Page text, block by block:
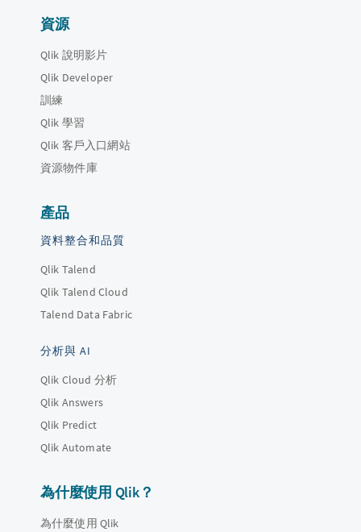
資源
Qlik 說明影片
Qlik Developer
訓練
Qlik 學習
Qlik 客戶入口網站
資源物件庫
產品
資料整合和品質
Qlik Talend
Qlik Talend Cloud
Talend Data Fabric
分析與 AI
Qlik Cloud 分析
Qlik Answers
Qlik Predict
Qlik Automate
為什麼使用 Qlik？
為什麼使用 Qlik